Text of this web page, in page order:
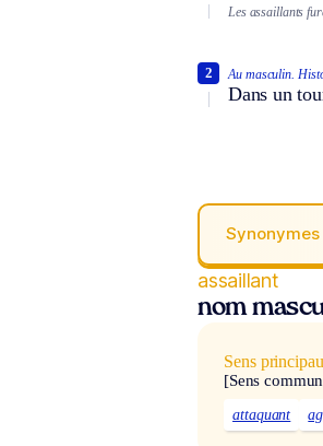
Les assaillants
Au masculin.
Dans un
2
Synonymes
assaillant
nom
Sens
[Sens
attaquant